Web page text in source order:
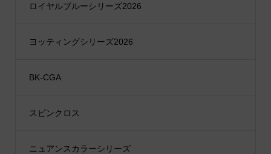
ロイヤルブルーシリーズ2026
ヨッティングシリーズ2026
BK-CGA
スピンクロス
ニュアンスカラーシリーズ